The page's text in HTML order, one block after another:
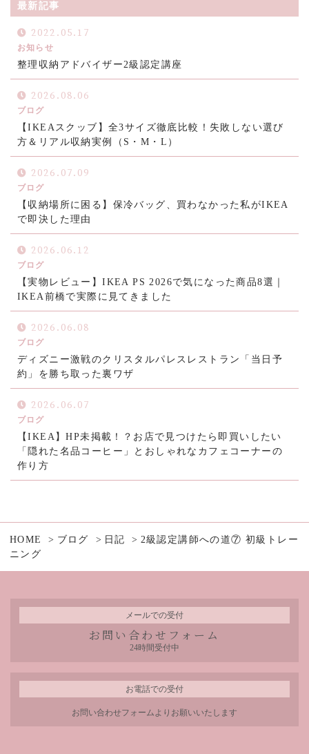
最新記事
2022.05.17
お知らせ
整理収納アドバイザー2級認定講座
2026.08.06
ブログ
【IKEAスクッブ】全3サイズ徹底比較！失敗しない選び
方＆リアル収納実例（S・M・L）
2026.07.09
ブログ
【収納場所に困る】保冷バッグ、買わなかった私がIKEA
で即決した理由
2026.06.12
ブログ
【実物レビュー】IKEA PS 2026で気になった商品8選｜
IKEA前橋で実際に見てきました
2026.06.08
ブログ
ディズニー激戦のクリスタルパレスレストラン「当日予
約」を勝ち取った裏ワザ
2026.06.07
ブログ
【IKEA】HP未掲載！？お店で見つけたら即買いしたい
「隠れた名品コーヒー」とおしゃれなカフェコーナーの
作り方
HOME ブログ 日記
2級認定講師への道⑦ 初級トレー
ニング
メールでの受付
お問い合わせフォーム
24時間受付中
お電話での受付
お問い合わせフォームよりお願いいたします